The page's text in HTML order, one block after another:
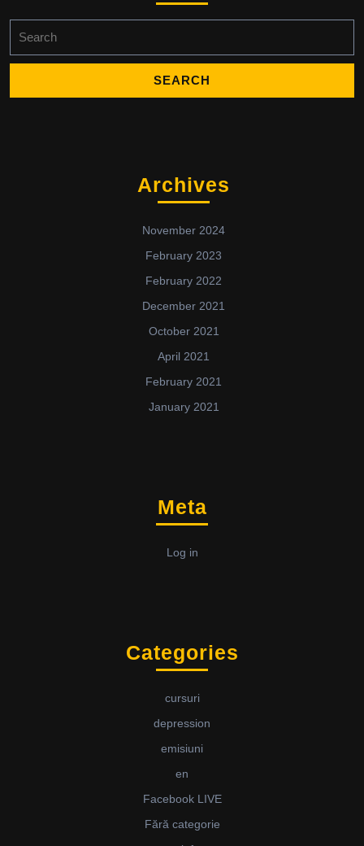
for:
Archives
November 2024
February 2023
February 2022
December 2021
October 2021
April 2021
February 2021
January 2021
Meta
Log in
Categories
cursuri
depression
emisiuni
en
Facebook LIVE
Fără categorie